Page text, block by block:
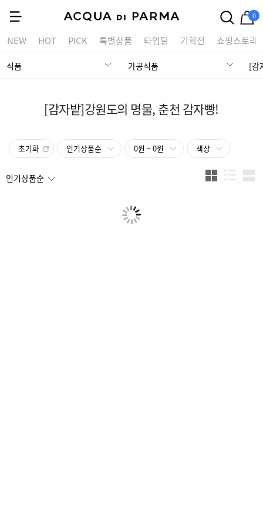
0
NEW HOT PICK 특별상품 타임딜 기획전 쇼핑스토리
식품 가공식품
[감자밭]강원도의 명물, 춘천 감자빵!
초기화 인기상품순 0원 ~ 0원 색상
인기상품순